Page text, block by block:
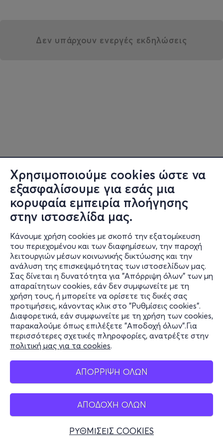
Χρησιμοποιούμε cookies ώστε να
εξασφαλίσουμε για εσάς μια
κορυφαία εμπειρία πλοήγησης
στην ιστοσελίδα μας.
Κάνουμε χρήση cookies με σκοπό την εξατομίκευση
του περιεχομένου και των διαφημίσεων, την παροχή
λειτουργιών μέσων κοινωνικής δικτύωσης και την
ανάλυση της επισκεψιμότητας των ιστοσελίδων μας.
Σας δίνεται η δυνατότητα για "Απόρριψη όλων" των μη
απαραίτητων cookies, εάν δεν συμφωνείτε με τη
χρήση τους, ή μπορείτε να ορίσετε τις δικές σας
προτιμήσεις, κάνοντας κλικ στο "Ρυθμίσεις cookies".
Διαφορετικά, εάν συμφωνείτε με τη χρήση των cookies,
παρακαλούμε όπως επιλέξετε "Αποδοχή όλων".Για
περισσότερες σχετικές πληροφορίες, ανατρέξτε στην
πολιτική μας για τα cookies.
ΑΠΟΡΡΙΨΗ ΟΛΩΝ
ΑΠΟΔΟΧΗ ΟΛΩΝ
ΡΥΘΜΙΣΕΙΣ COOKIES
Δεν υπάρχουν ενεργές εκδηλώσεις